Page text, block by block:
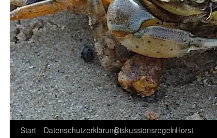
Start DatenschutzerklärungDiskussionsregelnHorst